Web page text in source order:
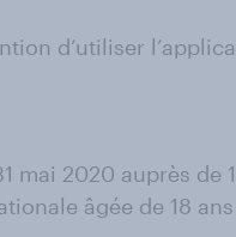
d’utiliser
mai 2020 auprès de
âgée de 18